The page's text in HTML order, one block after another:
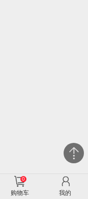
0
购物车 我的